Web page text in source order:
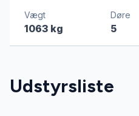
Vægt
1063 kg
Døre
5
Udstyrsliste